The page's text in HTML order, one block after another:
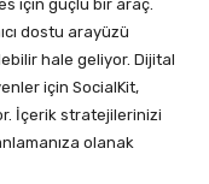
için güçlü bir araç.
dostu arayüzü
hale geliyor. Dijital
için SocialKit,
İçerik stratejilerinizi
olanak